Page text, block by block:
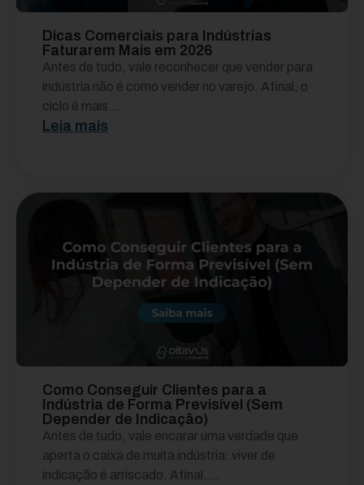
Dicas Comerciais para Indústrias
Faturarem Mais em 2026
Antes de tudo, vale reconhecer que vender para
indústria não é como vender no varejo. Afinal, o
ciclo é mais...
Leia mais
Como Conseguir Clientes para a
Indústria de Forma Previsível (Sem
Depender de Indicação)
Antes de tudo, vale encarar uma verdade que
aperta o caixa de muita indústria: viver de
indicação é arriscado. Afinal,...